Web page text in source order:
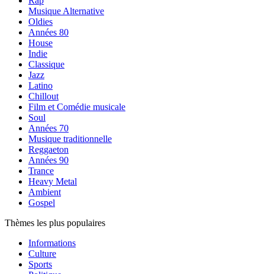
Musique Alternative
Oldies
Années 80
House
Indie
Classique
Jazz
Latino
Chillout
Film et Comédie musicale
Soul
Années 70
Musique traditionnelle
Reggaeton
Années 90
Trance
Heavy Metal
Ambient
Gospel
Thèmes les plus populaires
Informations
Culture
Sports